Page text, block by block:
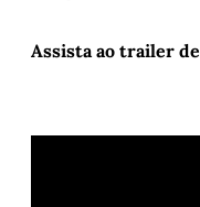
Assista ao trailer de